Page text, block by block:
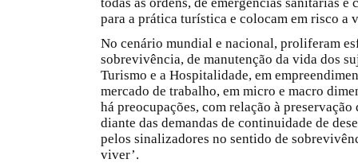
para a prática turística e colocam em risco a
No cenário mundial e nacional, proliferam
sobrevivência, de manutenção da vida dos
Turismo e a Hospitalidade, em
mercado de trabalho, em micro e macro
há preocupações, com relação à
diante das demandas de continuidade de
pelos sinalizadores no sentido de
viver’.